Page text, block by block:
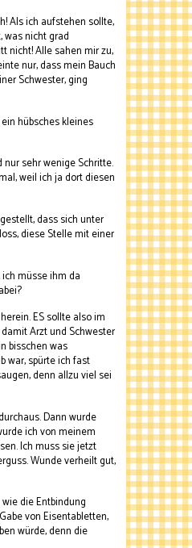
Als ich aufstehen sollte,
was nicht grad
nicht! Alle sahen mir zu,
nur, dass mein Bauch
Schwester, ging
hübsches kleines
sehr wenige Schritte.
weil ich ja dort diesen
dass sich unter
diese Stelle mit einer
müsse ihm da
ES sollte also im
Arzt und Schwester
bisschen was
war, spürte ich fast
denn allzu viel sei
Dann wurde
ich von meinem
Ich muss sie jetzt
Wunde verheilt gut,
die Entbindung
von Eisentabletten,
würde, denn die